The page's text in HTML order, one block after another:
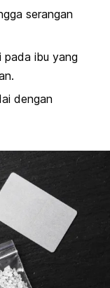
serangan
pada ibu yang
dengan